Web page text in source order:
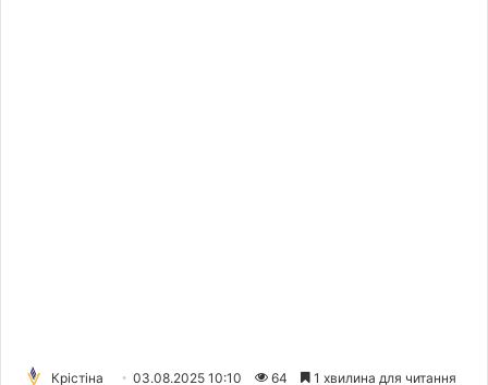
Крістіна 03.08.2025 10:10 64 1 хвилина для читання